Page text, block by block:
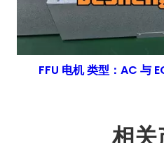
FFU 电机 类型：AC 与
相关